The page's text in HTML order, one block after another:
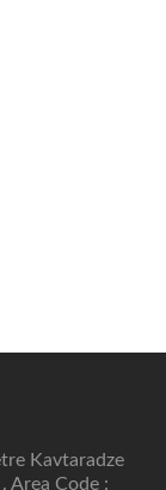
Kavtaradze
Area Code :